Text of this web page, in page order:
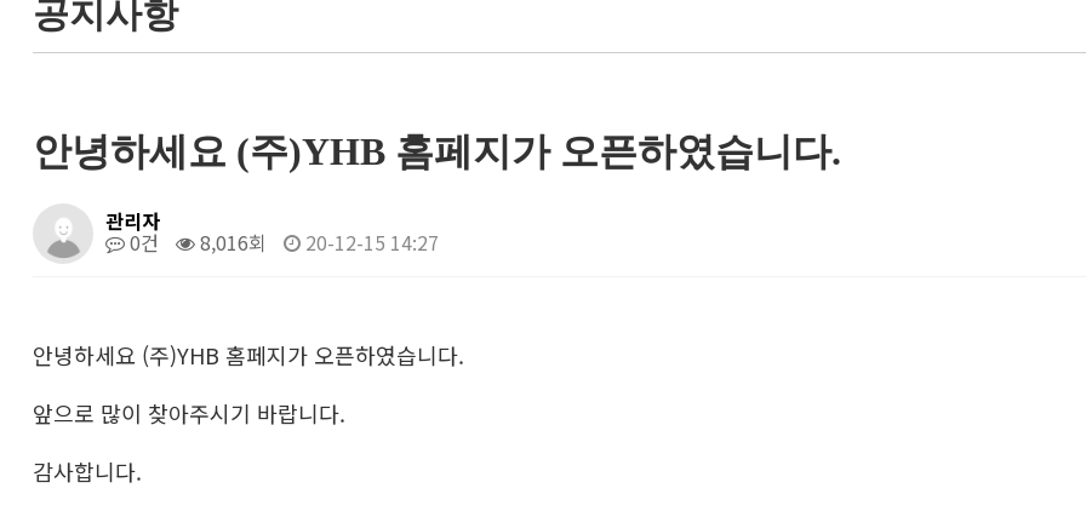
공지사항
안녕하세요 (주)YHB 홈페지가 오픈하였습니다.
관리자
0건 8,016회 20-12-15 14:27
안녕하세요 (주)YHB 홈페지가 오픈하였습니다.
앞으로 많이 찾아주시기 바랍니다.
감사합니다.